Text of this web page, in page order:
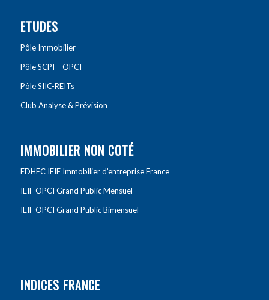
ETUDES
Pôle Immobilier
Pôle SCPI – OPCI
Pôle SIIC-REITs
Club Analyse & Prévision
IMMOBILIER NON COTÉ
EDHEC IEIF Immobilier d’entreprise France
IEIF OPCI Grand Public Mensuel
IEIF OPCI Grand Public Bimensuel
INDICES FRANCE